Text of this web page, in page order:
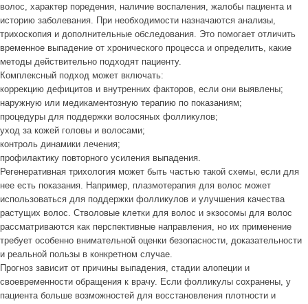
волос, характер поредения, наличие воспаления, жалобы пациента и
историю заболевания. При необходимости назначаются анализы,
трихоскопия и дополнительные обследования. Это помогает отличить
временное выпадение от хронического процесса и определить, какие
методы действительно подходят пациенту.
Комплексный подход может включать:
коррекцию дефицитов и внутренних факторов, если они выявлены;
наружную или медикаментозную терапию по показаниям;
процедуры для поддержки волосяных фолликулов;
уход за кожей головы и волосами;
контроль динамики лечения;
профилактику повторного усиления выпадения.
Регенеративная трихология может быть частью такой схемы, если для
нее есть показания. Например, плазмотерапия для волос может
использоваться для поддержки фолликулов и улучшения качества
растущих волос. Стволовые клетки для волос и экзосомы для волос
рассматриваются как перспективные направления, но их применение
требует особенно внимательной оценки безопасности, доказательности
и реальной пользы в конкретном случае.
Прогноз зависит от причины выпадения, стадии алопеции и
своевременности обращения к врачу. Если фолликулы сохранены, у
пациента больше возможностей для восстановления плотности и